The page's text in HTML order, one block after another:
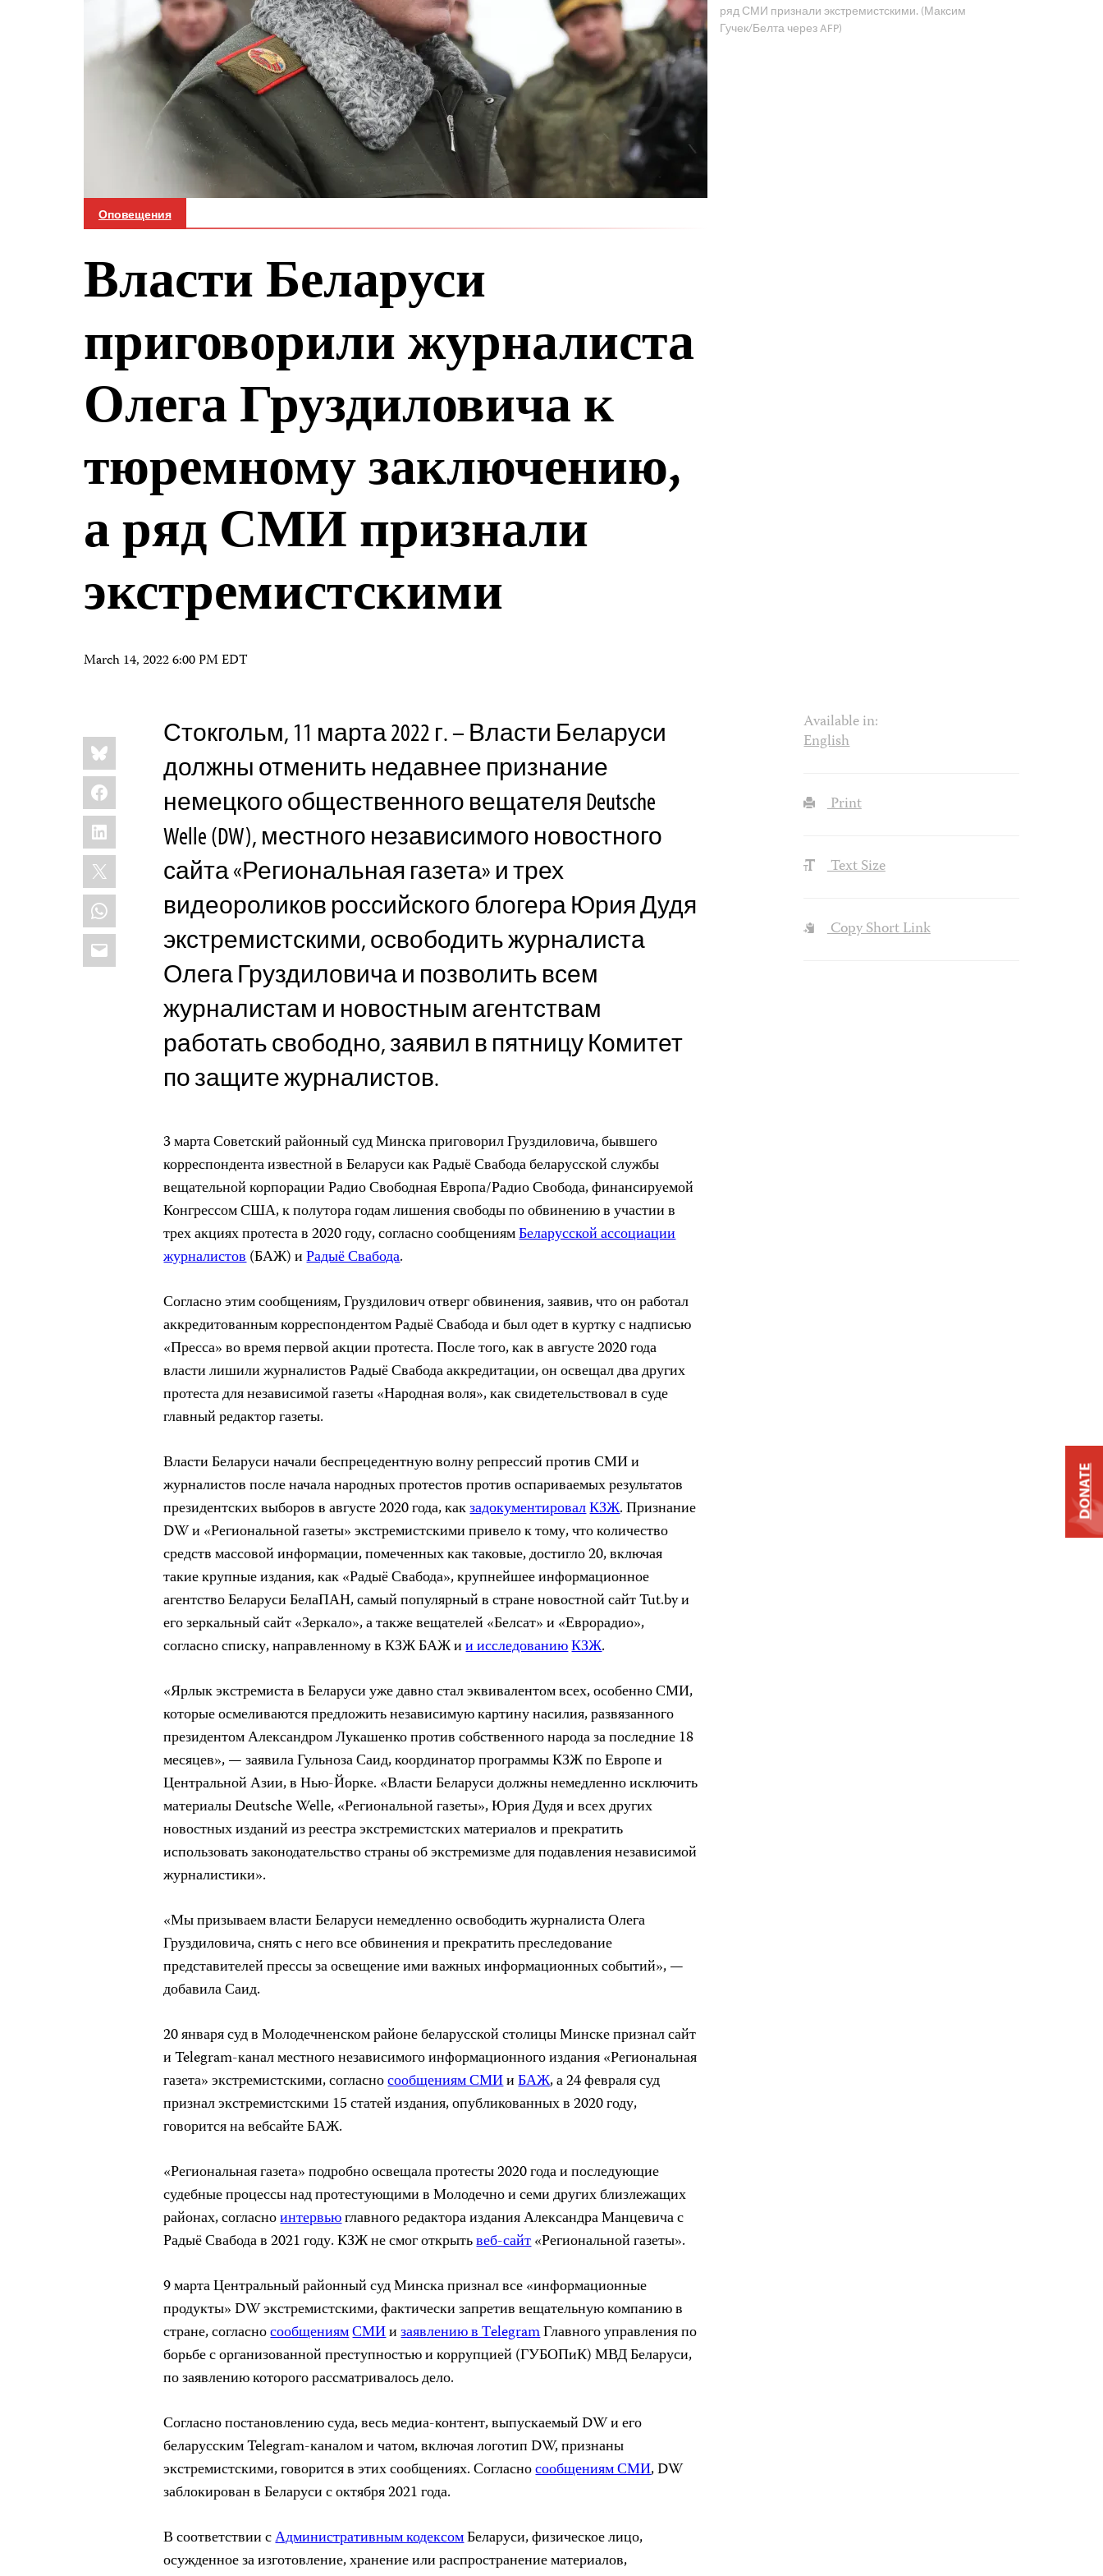
ряд СМИ признали экстремистскими. (Максим
Гучек/Белта через AFP)
Оповещения
Власти Беларуси
приговорили журналиста
Олега Груздиловича к
тюремному заключению,
а ряд СМИ признали
экстремистскими
March 14, 2022 6:00 PM EDT
Share
this:
Bluesky
Facebook
LinkedIn
X
WhatsApp
Email
Стокгольм, 11 марта 2022 г. – Власти Беларуси
должны отменить недавнее признание
немецкого общественного вещателя Deutsche
Welle (DW), местного независимого новостного
сайта «Региональная газета» и трех
видеороликов российского блогера Юрия Дудя
экстремистскими, освободить журналиста
Олега Груздиловича и позволить всем
журналистам и новостным агентствам
работать свободно, заявил в пятницу Комитет
по защите журналистов.
3 марта Советский районный суд Минска приговорил Груздиловича, бывшего
корреспондента известной в Беларуси как Радыё Свабода беларусской службы
вещательной корпорации Радио Свободная Европа/Радио Свобода, финансируемой
Конгрессом США, к полутора годам лишения свободы по обвинению в участии в
трех акциях протеста в 2020 году, согласно сообщениямБеларусской ассоциации
журналистов(БАЖ) иРадыё Свабода.
Согласно этим сообщениям, Груздилович отверг обвинения, заявив, что он работал
аккредитованным корреспондентом Радыё Свабода и был одет в куртку с надписью
«Пресса» во время первой акции протеста. После того, как в августе 2020 года
власти лишили журналистов Радыё Свабода аккредитации, он освещал два других
протеста для независимой газеты «Народная воля», как свидетельствовал в суде
главный редактор газеты.
Власти Беларуси начали беспрецедентную волну репрессий против СМИ и
журналистов после начала народных протестов против оспариваемых результатов
президентских выборов в августе 2020 года, какзадокументировалКЗЖ. Признание
DW и «Региональной газеты» экстремистскими привело к тому, что количество
средств массовой информации, помеченных как таковые, достигло 20, включая
такие крупные издания, как «Радыё Свабода», крупнейшее информационное
агентство Беларуси БелаПАН, самый популярный в стране новостной сайт Tut.by и
его зеркальный сайт «Зеркало», а также вещателей «Белсат» и «Еврорадио»,
согласно списку, направленному в КЗЖ БАЖ ии исследованиюКЗЖ.
«Ярлык экстремиста в Беларуси уже давно стал эквивалентом всех, особенно СМИ,
которые осмеливаются предложить независимую картину насилия, развязанного
президентом Александром Лукашенко против собственного народа за последние 18
месяцев», — заявила Гульноза Саид, координатор программы КЗЖ по Европе и
Центральной Азии, в Нью-Йорке. «Власти Беларуси должны немедленно исключить
материалы Deutsche Welle, «Региональной газеты», Юрия Дудя и всех других
новостных изданий из реестра экстремистских материалов и прекратить
использовать законодательство страны об экстремизме для подавления независимой
журналистики».
«Мы призываем власти Беларуси немедленно освободить журналиста Олега
Груздиловича, снять с него все обвинения и прекратить преследование
представителей прессы за освещение ими важных информационных событий», —
добавила Саид.
20 января суд в Молодечненском районе беларусской столицы Минске признал сайт
и Telegram-канал местного независимого информационного издания «Региональная
газета» экстремистскими, согласносообщениям СМИиБАЖ, а 24 февраля суд
признал экстремистскими 15 статей издания, опубликованных в 2020 году,
говорится на вебсайте БАЖ.
«Региональная газета» подробно освещала протесты 2020 года и последующие
судебные процессы над протестующими в Молодечно и семи других близлежащих
районах, согласноинтервьюглавного редактора издания Александра Манцевича с
Радыё Свабода в 2021 году. КЗЖ не смог открытьвеб-сайт«Региональной газеты».
9 марта Центральный районный суд Минска признал все «информационные
продукты» DW экстремистскими, фактически запретив вещательную компанию в
стране, согласносообщениямСМИизаявлению в ТelegramГлавного управления по
борьбе с организованной преступностью и коррупцией (ГУБОПиК) МВД Беларуси,
по заявлению которого рассматривалось дело.
Согласно постановлению суда, весь медиа-контент, выпускаемый DW и его
беларусским Telegram-каналом и чатом, включая логотип DW, признаны
экстремистскими, говорится в этих сообщениях. Согласносообщениям СМИ, DW
заблокирован в Беларуси с октября 2021 года.
В соответствии сАдминистративным кодексомБеларуси, физическое лицо,
осужденное за изготовление, хранение или распространение материалов,
Available in:
English
Print
Text Size
Copy Short Link
DONATE